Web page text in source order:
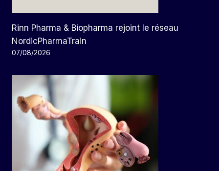
Rinn Pharma & Biopharma rejoint le réseau
NordicPharmaTrain
07/08/2026